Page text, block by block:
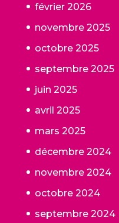
février 2026
novembre 2025
octobre 2025
septembre 2025
juin 2025
avril 2025
mars 2025
décembre 2024
novembre 2024
octobre 2024
septembre 2024